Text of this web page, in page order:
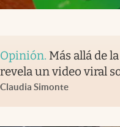
Opinión. Más allá de
revela un video viral
Claudia Simonte